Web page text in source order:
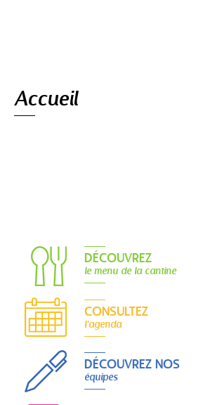
Accueil
DÉCOUVREZ
le menu de la cantine
CONSULTEZ
l'agenda
DÉCOUVREZ NOS
équipes